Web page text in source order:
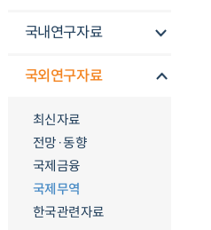
국내연구자료
국외연구자료
최신자료
전망·동향
국제금융
국제무역
한국관련자료